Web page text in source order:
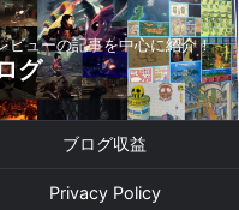
ビューの記事を中心に紹介！
グ
ブログ収益
Privacy Policy